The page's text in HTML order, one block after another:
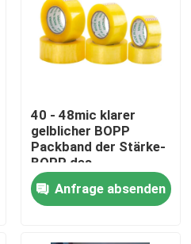
40 - 48mic klarer
gelblicher BOPP
Packband der Stärke-
BOPP des
Klebstreifen-
Anfrage absenden